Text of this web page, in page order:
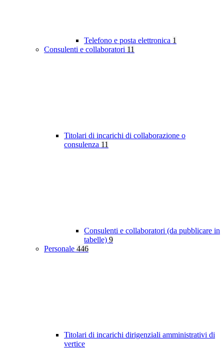
Telefono e posta elettronica 1
Consulenti e collaboratori 11
Titolari di incarichi di collaborazione o
consulenza 11
Consulenti e collaboratori (da pubblicare in
tabelle) 9
Personale 446
Titolari di incarichi dirigenziali amministrativi di
vertice